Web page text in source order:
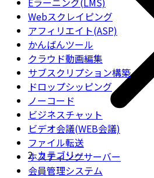
Webスクレイピング
アフィリエイト(ASP)
かんばんツール
クラウド動画編集
サブスクリプション構築
ドロップシッピング
ノーコード
ビジネスチャット
ビデオ会議(WEB会議)
ファイル転送
ホスティングサーバー
会員管理システム
カテゴリー